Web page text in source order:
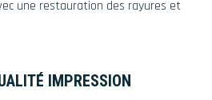
une restauration des rayures et
IMPRESSION